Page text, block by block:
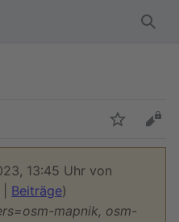
13:45 Uhr von
Beiträge)
mapnik, osm-